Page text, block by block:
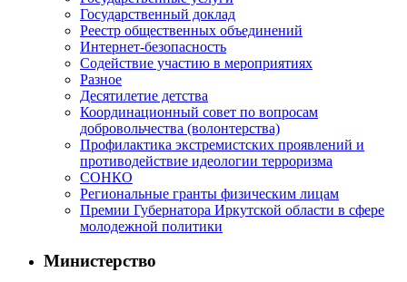
Государственный доклад
Реестр общественных объединений
Интернет-безопасность
Содействие участию в мероприятиях
Разное
Десятилетие детства
Координационный совет по вопросам
добровольчества (волонтерства)
Профилактика экстремистских проявлений и
противодействие идеологии терроризма
СОНКО
Региональные гранты физическим лицам
Премии Губернатора Иркутской области в сфере
молодежной политики
Министерство